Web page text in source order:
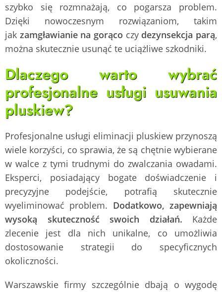
szybko się rozmnażają, co pogarsza problem.
Dzięki nowoczesnym rozwiązaniom, takim
jak zamgławianie na gorąco czy dezynsekcja parą,
można skutecznie usunąć te uciążliwe szkodniki.
Dlaczego warto wybrać
profesjonalne usługi usuwania
pluskiew?
Profesjonalne usługi eliminacji pluskiew przynoszą
wiele korzyści, co sprawia, że są chętnie wybierane
w walce z tymi trudnymi do zwalczania owadami.
Eksperci, posiadający bogate doświadczenie i
precyzyjne podejście, potrafią skutecznie
wyeliminować problem. Dodatkowo, zapewniają
wysoką skuteczność swoich działań. Każde
zlecenie jest dla nich unikalne, co umożliwia
dostosowanie strategii do specyficznych
okoliczności.
Warszawskie firmy szczególnie dbają o wygodę